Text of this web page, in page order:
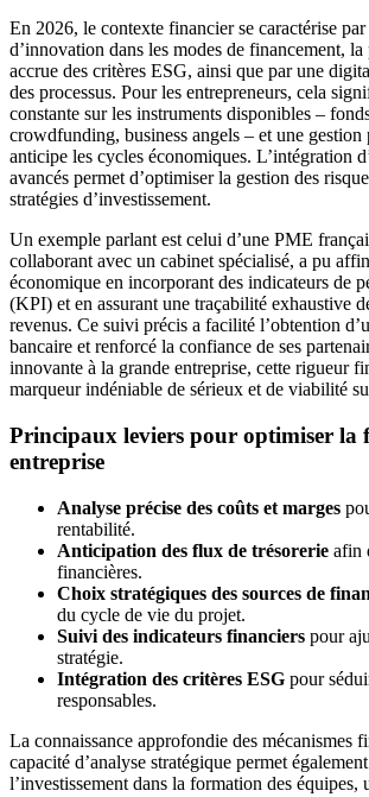
En 2026, le contexte financier se caractérise par
d’innovation dans les modes de financement,
accrue des critères ESG, ainsi que par une
des processus. Pour les entrepreneurs, cela
constante sur les instruments disponibles –
crowdfunding, business angels – et une
anticipe les cycles économiques. L’intégration
avancés permet d’optimiser la gestion des
stratégies d’investissement.
Un exemple parlant est celui d’une PME
collaborant avec un cabinet spécialisé, a pu
économique en incorporant des indicateurs de
(KPI) et en assurant une traçabilité exhaustive
revenus. Ce suivi précis a facilité l’obtention
bancaire et renforcé la confiance de ses
innovante à la grande entreprise, cette rigueur
marqueur indéniable de sérieux et de viabilité
Principaux leviers pour optimiser la
entreprise
Analyse précise des coûts et marges
rentabilité.
Anticipation des flux de trésorerie afin
financières.
Choix stratégiques des sources de
du cycle de vie du projet.
Suivi des indicateurs financiers pour
stratégie.
Intégration des critères ESG pour
responsables.
La connaissance approfondie des mécanismes
capacité d’analyse stratégique permet
l’investissement dans la formation des équipes,